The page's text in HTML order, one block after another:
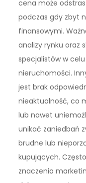
cena może
podczas gdy zbyt
finansowymi.
analizy rynku oraz
specjalistów w
nieruchomości.
jest brak
nieaktualność, co
lub nawet
unikać zaniedbań
brudne lub
kupujących.
znaczenia